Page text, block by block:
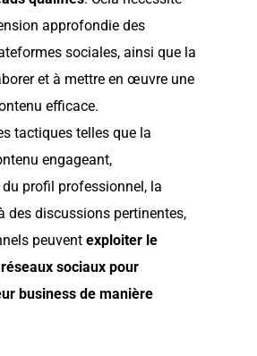
approfondie des
sociales, ainsi que la
et à mettre en œuvre une
efficace.
tactiques telles que la
engageant,
du profil professionnel, la
des discussions pertinentes,
peuvent exploiter le
sociaux pour
business de manière